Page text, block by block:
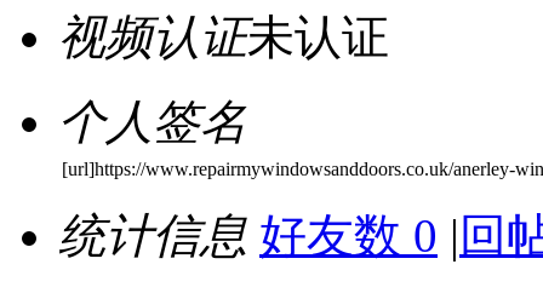
视频认证未认证
个人签名
[url]https://www.repairmywindowsanddoors.co.uk/anerley-
统计信息 好友数 0 | 回